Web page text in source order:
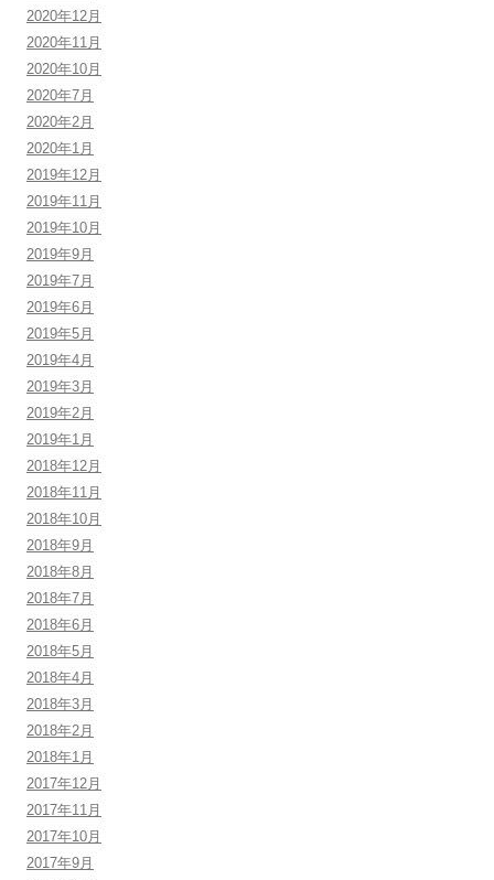
2020年12月
2020年11月
2020年10月
2020年7月
2020年2月
2020年1月
2019年12月
2019年11月
2019年10月
2019年9月
2019年7月
2019年6月
2019年5月
2019年4月
2019年3月
2019年2月
2019年1月
2018年12月
2018年11月
2018年10月
2018年9月
2018年8月
2018年7月
2018年6月
2018年5月
2018年4月
2018年3月
2018年2月
2018年1月
2017年12月
2017年11月
2017年10月
2017年9月